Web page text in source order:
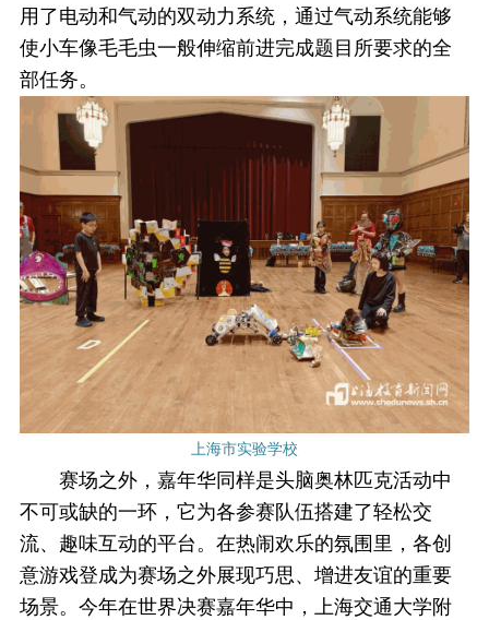
用了电动和气动的双动力系统，通过气动系统能够
使小车像毛毛虫一般伸缩前进完成题目所要求的全
部任务。
上海市实验学校
赛场之外，嘉年华同样是头脑奥林匹克活动中
不可或缺的一环，它为各参赛队伍搭建了轻松交
流、趣味互动的平台。在热闹欢乐的氛围里，各创
意游戏登成为赛场之外展现巧思、增进友谊的重要
场景。今年在世界决赛嘉年华中，上海交通大学附